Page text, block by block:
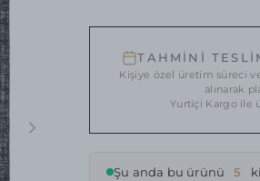
TAHMİNİ
Kişiye özel üretim süreci
alınarak
Yurtiçi Kargo ile
Şu anda bu ürünü 5